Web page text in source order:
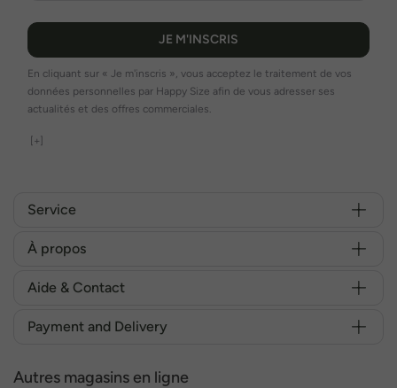
JE M'INSCRIS
En cliquant sur « Je m'inscris », vous acceptez le traitement de vos
données personnelles par Happy Size afin de vous adresser ses
actualités et des offres commerciales.
[+]
Service
À propos
Aide & Contact
Payment and Delivery
Autres magasins en ligne